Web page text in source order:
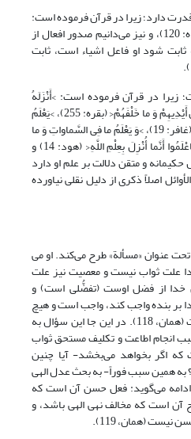
دارد؛ زیرا در قرآن فرموده است:
«و هو علی کلِّ شیءٍ قدیرٌ» (مائده: 120)، و نیز می‌دانیم صدور افعال از
شود او فاعل اشیاء است، ثابت
زیرا در قرآن فرموده است: >أَنْزَلَهُ
بِعِلْمِهِ< (نساء: 166)، >یَعْلَمُ ما بَیْنَ أَیْدِیهِمْ وَ ما خَلْفَهُمْ< (بقره: 255)، >یَعْلَمُ
خائِنَةَ الْأَعْیُنِ وَ ما تُخْفِی الصُّدُورُ< (غافر: 19)، >وَ یَعْلَمُ ما فِی السَّماواتِ وَ ما
فِی الْأَرْضِ< (آل عمران: 29)، >فَاعْلَمُوا أَنَّما أُنْزِلَ بِعِلْمِ اللَّهِ< (هود: 14) و
و متقن دلالت بر علم او دارد
الأوائل اصلاً ذکری از دلیل نقلی نیاورده
تحت عنوان «مسألة» طرح می‌کند. او می
علت ثواب نیست و معصیت نیز علت
خدا از فضل اوست (تفضُّلی است) و
بنده واجب کند، واجب است و هیچ
چیز موجِب و واجب بر خدا نیست (همان، 118). در این جا این سؤال به
انجام اطاعت و تکلیف مستحق ثواب
اگر بخواهد می‌بخشد- آیا چنین
همین سبب فوراً- به بحث عدل الهی
می‌گوید: فعل حسن آن است که
آن است که مخالف نهی الهی باشد، و
نیست (همان، 119).